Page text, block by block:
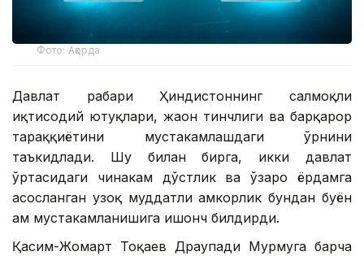
Фото: Ақорда
Давлат раҳбари Ҳиндистоннинг салмоқли
иқтисодий ютуқлари, жаҳон тинчлиги ва барқарор
тараққиётини мустаҳкамлашдаги ўрнини
таъкидлади. Шу билан бирга, икки давлат
ўртасидаги чинакам дўстлик ва ўзаро ёрдамга
асосланган узоқ муддатли ҳамкорлик бундан буён
ҳам мустаҳкамланишига ишонч билдирди.
Қасим-Жомарт Тоқаев Драупади Мурмуга барча